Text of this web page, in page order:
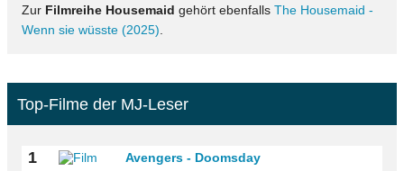
Zur Filmreihe Housemaid gehört ebenfalls The Housemaid -
Wenn sie wüsste (2025)
Top-Filme der MJ-Leser
1 Avengers - Doomsday